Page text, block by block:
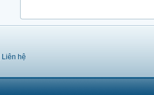
Liên hệ